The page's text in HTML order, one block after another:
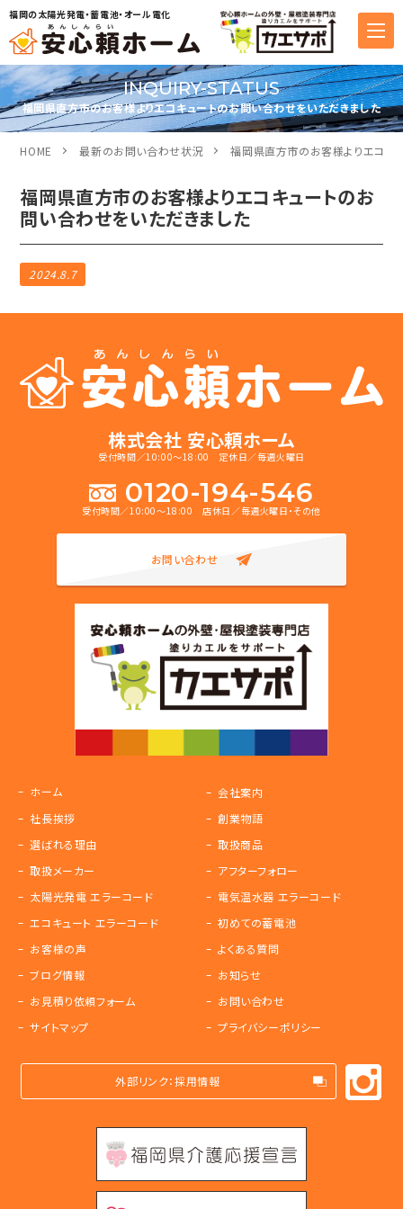
福岡の太陽光発電・蓄電池・オール電化
INQUIRY-STATUS
福岡県直方市のお客様よりエコキュートのお問い合わせをいただきました
HOME 最新のお問い合わせ状況 福岡県直方市のお客様よりエコキ
福岡県直方市のお客様よりエコキュートのお
問い合わせをいただきました
2024.8.7
株式会社 安心頼ホーム
受付時間／10:00～18:00 定休日／毎週火曜日
0120-194-546
受付時間／10:00～18:00 店休日／毎週火曜日・その他
お問い合わせ
ホーム
会社案内
社長挨拶
創業物語
選ばれる理由
取扱商品
取扱メーカー
アフターフォロー
太陽光発電 エラーコード
電気温水器 エラーコード
エコキュート エラーコード
初めての蓄電池
お客様の声
よくある質問
ブログ情報
お知らせ
お見積り依頼フォーム
お問い合わせ
サイトマップ
プライバシーポリシー
外部リンク：採用情報